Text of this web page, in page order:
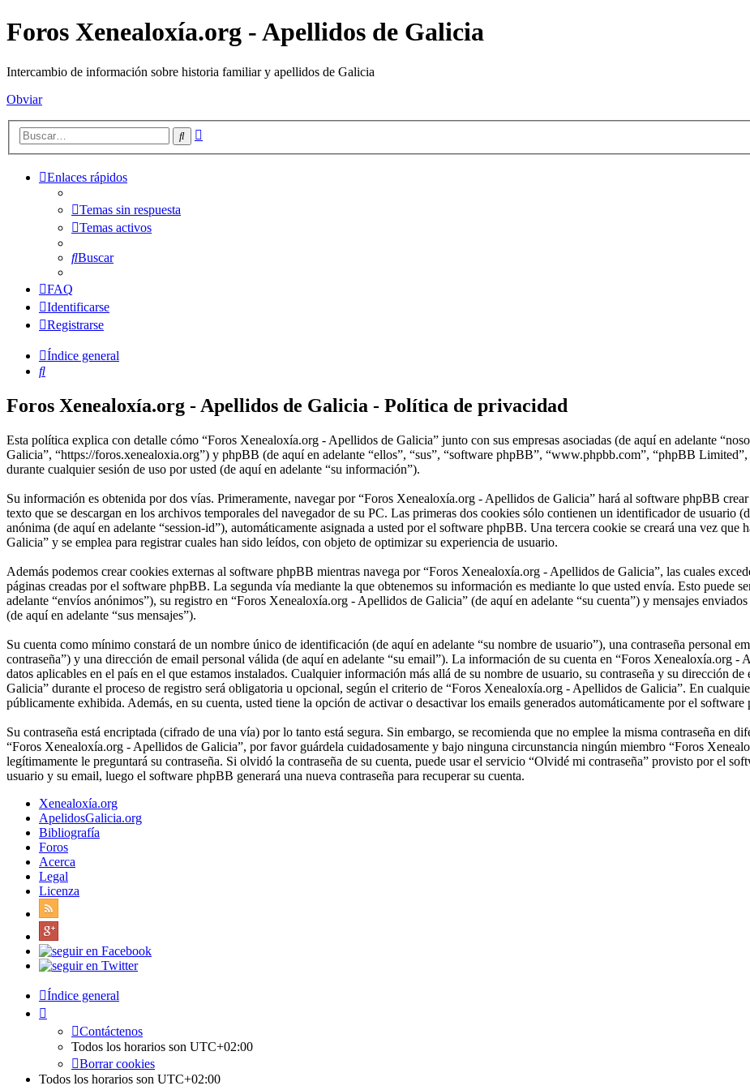
Foros Xenealoxía.org - Apellidos de Galicia
Intercambio de información sobre historia familiar y apellidos de Galicia
Obviar
Buscar
Enlaces rápidos
Temas sin respuesta
Temas activos
Buscar
FAQ
Identificarse
Registrarse
Índice general
Buscar
Foros Xenealoxía.org - Apellidos de Galicia - Política de privacidad
Esta política explica con detalle cómo “Foros Xenealoxía.org - Apellidos de Galicia” junto con sus empresas asociadas (de aquí en adelante
Galicia”, “https://foros.xenealoxia.org”) y phpBB (de aquí en adelante “ellos”, “sus”, “software phpBB”, “www.phpbb.com”, “phpBB
durante cualquier sesión de uso por usted (de aquí en adelante “su información”).
Su información es obtenida por dos vías. Primeramente, navegar por “Foros Xenealoxía.org - Apellidos de Galicia” hará al software phpBB
texto que se descargan en los archivos temporales del navegador de su PC. Las primeras dos cookies sólo contienen un identificador de usuario
anónima (de aquí en adelante “session-id”), automáticamente asignada a usted por el software phpBB. Una tercera cookie se creará una vez
Galicia” y se emplea para registrar cuales han sido leídos, con objeto de optimizar su experiencia de usuario.
Además podemos crear cookies externas al software phpBB mientras navega por “Foros Xenealoxía.org - Apellidos de Galicia”, las cuales
páginas creadas por el software phpBB. La segunda vía mediante la que obtenemos su información es mediante lo que usted envía. Esto puede
adelante “envíos anónimos”), su registro en “Foros Xenealoxía.org - Apellidos de Galicia” (de aquí en adelante “su cuenta”) y mensajes
(de aquí en adelante “sus mensajes”).
Su cuenta como mínimo constará de un nombre único de identificación (de aquí en adelante “su nombre de usuario”), una contraseña personal
contraseña”) y una dirección de email personal válida (de aquí en adelante “su email”). La información de su cuenta en “Foros Xenealoxía.org
datos aplicables en el país en el que estamos instalados. Cualquier información más allá de su nombre de usuario, su contraseña y su dirección
Galicia” durante el proceso de registro será obligatoria u opcional, según el criterio de “Foros Xenealoxía.org - Apellidos de Galicia”. En
públicamente exhibida. Además, en su cuenta, usted tiene la opción de activar o desactivar los emails generados automáticamente por el software
Su contraseña está encriptada (cifrado de una vía) por lo tanto está segura. Sin embargo, se recomienda que no emplee la misma contraseña en
“Foros Xenealoxía.org - Apellidos de Galicia”, por favor guárdela cuidadosamente y bajo ninguna circunstancia ningún miembro “Foros
legítimamente le preguntará su contraseña. Si olvidó la contraseña de su cuenta, puede usar el servicio “Olvidé mi contraseña” provisto por el
usuario y su email, luego el software phpBB generará una nueva contraseña para recuperar su cuenta.
Xenealoxía.org
ApelidosGalicia.org
Bibliografía
Foros
Acerca
Legal
Licenza
Índice general
Contáctenos
Todos los horarios son UTC+02:00
Borrar cookies
Todos los horarios son UTC+02:00